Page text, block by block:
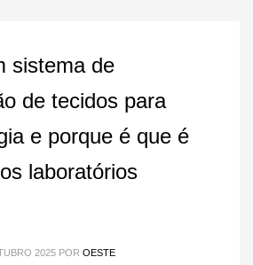
sistema de
de tecidos para
e porque é que é
laboratórios
2025 POR OESTE